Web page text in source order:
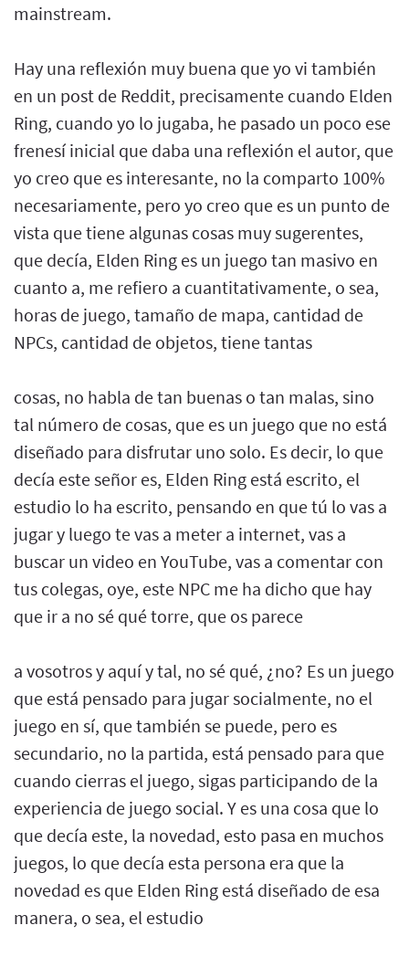
mainstream.
Hay una reflexión muy buena que yo vi también
en un post de Reddit, precisamente cuando Elden
Ring, cuando yo lo jugaba, he pasado un poco ese
frenesí inicial que daba una reflexión el autor, que
yo creo que es interesante, no la comparto 100%
necesariamente, pero yo creo que es un punto de
vista que tiene algunas cosas muy sugerentes,
que decía, Elden Ring es un juego tan masivo en
cuanto a, me refiero a cuantitativamente, o sea,
horas de juego, tamaño de mapa, cantidad de
NPCs, cantidad de objetos, tiene tantas
cosas, no habla de tan buenas o tan malas, sino
tal número de cosas, que es un juego que no está
diseñado para disfrutar uno solo. Es decir, lo que
decía este señor es, Elden Ring está escrito, el
estudio lo ha escrito, pensando en que tú lo vas a
jugar y luego te vas a meter a internet, vas a
buscar un video en YouTube, vas a comentar con
tus colegas, oye, este NPC me ha dicho que hay
que ir a no sé qué torre, que os parece
a vosotros y aquí y tal, no sé qué, ¿no? Es un juego
que está pensado para jugar socialmente, no el
juego en sí, que también se puede, pero es
secundario, no la partida, está pensado para que
cuando cierras el juego, sigas participando de la
experiencia de juego social. Y es una cosa que lo
que decía este, la novedad, esto pasa en muchos
juegos, lo que decía esta persona era que la
novedad es que Elden Ring está diseñado de esa
manera, o sea, el estudio